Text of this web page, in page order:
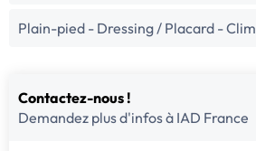
Plain-pied - Dressing / Placard -
Contactez-nous !
Demandez plus d'infos à IAD France